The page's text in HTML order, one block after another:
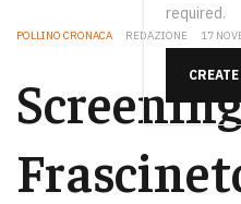
required.
POLLINO CRONACA REDAZIONE 17